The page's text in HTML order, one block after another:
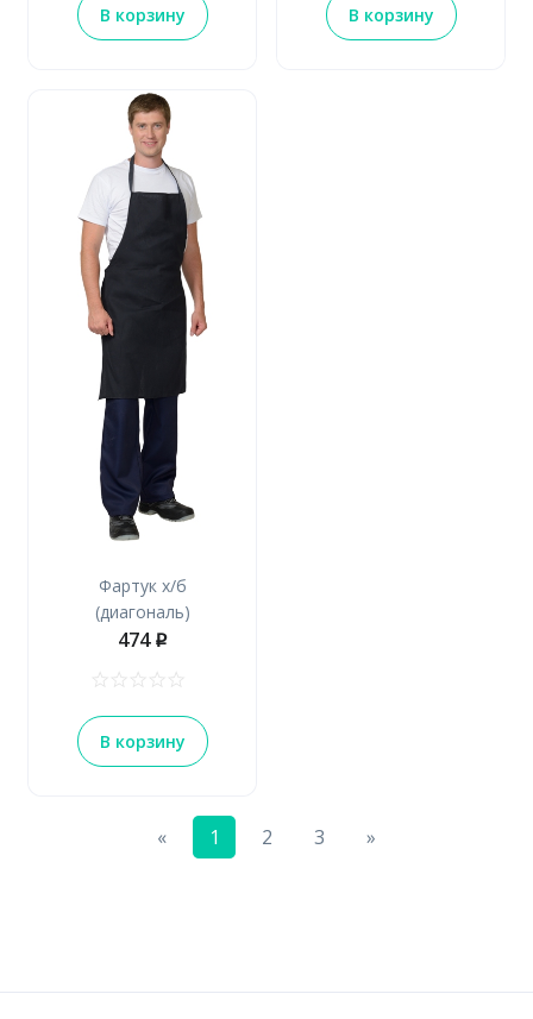
В корзину В корзину
Фартук х/б
(диагональ)
474 p
В корзину
«Previous
1 2 3 »